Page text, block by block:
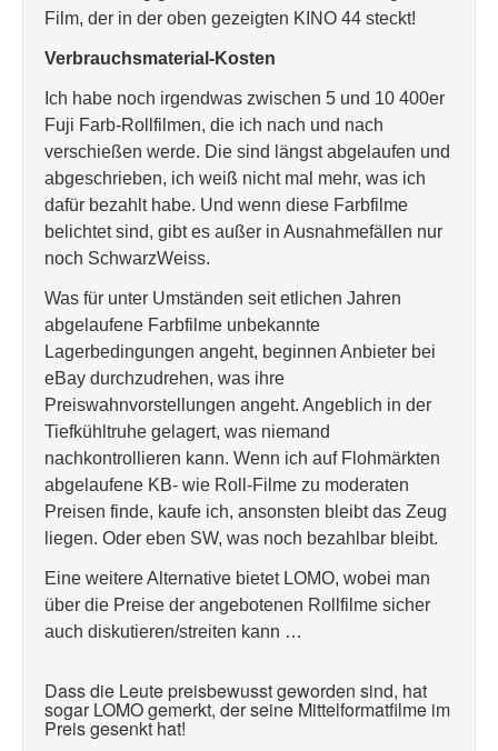
Film, der in der oben gezeigten KINO 44 steckt!
Verbrauchsmaterial-Kosten
Ich habe noch irgendwas zwischen 5 und 10 400er
Fuji Farb-Rollfilmen, die ich nach und nach
verschießen werde. Die sind längst abgelaufen und
abgeschrieben, ich weiß nicht mal mehr, was ich
dafür bezahlt habe. Und wenn diese Farbfilme
belichtet sind, gibt es außer in Ausnahmefällen nur
noch SchwarzWeiss.
Was für unter Umständen seit etlichen Jahren
abgelaufene Farbfilme unbekannte
Lagerbedingungen angeht, beginnen Anbieter bei
eBay durchzudrehen, was ihre
Preiswahnvorstellungen angeht. Angeblich in der
Tiefkühltruhe gelagert, was niemand
nachkontrollieren kann. Wenn ich auf Flohmärkten
abgelaufene KB- wie Roll-Filme zu moderaten
Preisen finde, kaufe ich, ansonsten bleibt das Zeug
liegen. Oder eben SW, was noch bezahlbar bleibt.
Eine weitere Alternative bietet LOMO, wobei man
über die Preise der angebotenen Rollfilme sicher
auch diskutieren/streiten kann …
Dass die Leute preisbewusst geworden sind, hat
sogar LOMO gemerkt, der seine Mittelformatfilme im
Preis gesenkt hat!